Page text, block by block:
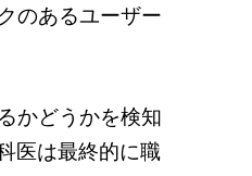
のあるユーザー
かどうかを検知
医は最終的に職